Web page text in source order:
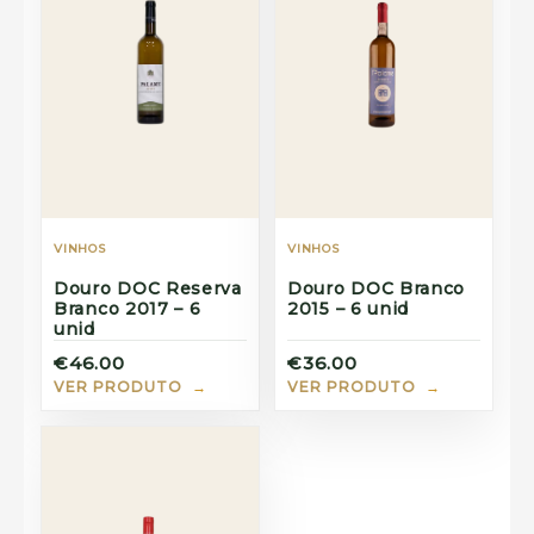
VINHOS
Douro DOC Reserva
Branco 2017 – 6
unid
€46.00
VER PRODUTO
VINHOS
Douro DOC Branco
2015 – 6 unid
€36.00
VER PRODUTO